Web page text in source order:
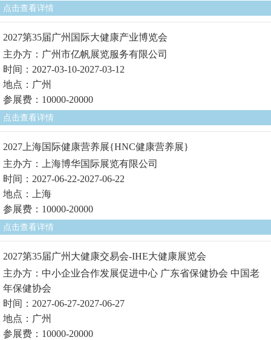
点击查看详情
2027第35届广州国际大健康产业博览会
主办方：广州市亿帆展览服务有限公司
时间：2027-03-10-2027-03-12
地点：广州
参展费：10000-20000
点击查看详情
2027上海国际健康营养展{HNC健康营养展}
主办方：上海博华国际展览有限公司
时间：2027-06-22-2027-06-22
地点：上海
参展费：10000-20000
点击查看详情
2027第35届广州大健康交易会-IHE大健康展览会
主办方：中小企业合作发展促进中心 广东省保健协会 中国老
年保健协会
时间：2027-06-27-2027-06-27
地点：广州
参展费：10000-20000